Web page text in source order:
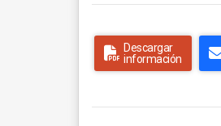
Descargar
información